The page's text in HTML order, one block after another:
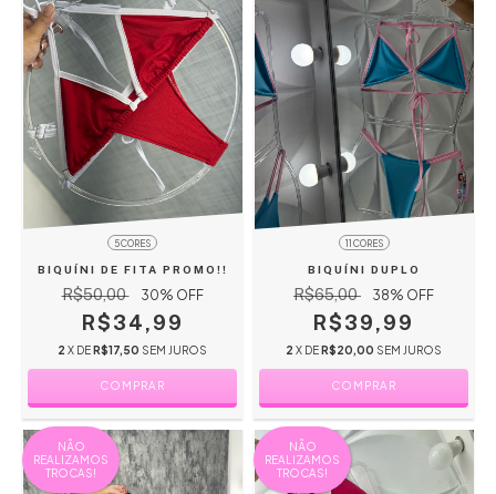
5 CORES
BIQUÍNI DE FITA PROMO!!
R$50,00 30% OFF
R$34,99
2 X DE R$17,50 SEM JUROS
COMPRAR
11 CORES
BIQUÍNI DUPLO
R$65,00 38% OFF
R$39,99
2 X DE R$20,00 SEM JUROS
COMPRAR
NÃO
REALIZAMOS
TROCAS!
NÃO
REALIZAMOS
TROCAS!